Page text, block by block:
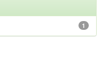
1